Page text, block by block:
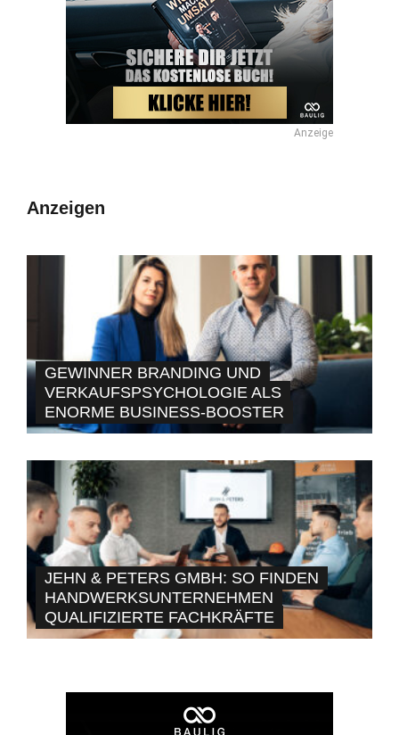
Anzeige
Anzeigen
GEWINNER BRANDING UND
VERKAUFSPSYCHOLOGIE ALS
ENORME BUSINESS-BOOSTER
JEHN & PETERS GMBH: SO FINDEN
HANDWERKSUNTERNEHMEN
QUALIFIZIERTE FACHKRÄFTE